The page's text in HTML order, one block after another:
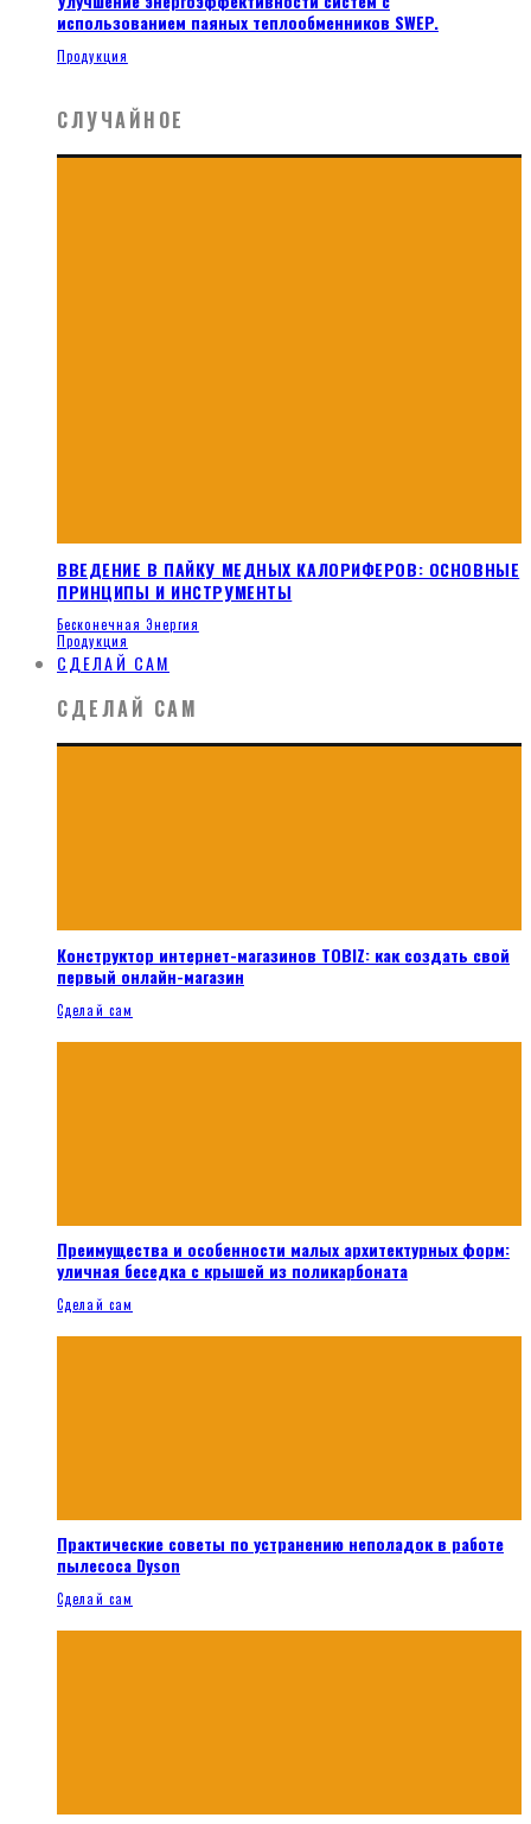
использованием паяных теплообменников SWEP.
Продукция
СЛУЧАЙНОЕ
ВВЕДЕНИЕ В ПАЙКУ МЕДНЫХ КАЛОРИФЕРОВ: ОСНОВНЫЕ
ПРИНЦИПЫ И ИНСТРУМЕНТЫ
Бесконечная Энергия
Продукция
СДЕЛАЙ САМ
СДЕЛАЙ САМ
Конструктор интернет-магазинов TOBIZ: как создать свой
первый онлайн-магазин
Сделай сам
Преимущества и особенности малых архитектурных форм:
уличная беседка с крышей из поликарбоната
Сделай сам
Практические советы по устранению неполадок в работе
пылесоса Dyson
Сделай сам